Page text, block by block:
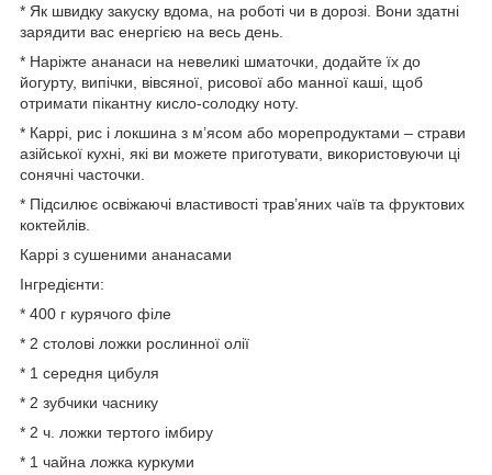
* Як швидку закуску вдома, на роботі чи в дорозі. Вони здатні
зарядити вас енергією на весь день.
* Наріжте ананаси на невеликі шматочки, додайте їх до
йогурту, випічки, вівсяної, рисової або манної каші, щоб
отримати пікантну кисло-солодку ноту.
* Каррі, рис і локшина з м’ясом або морепродуктами – страви
азійської кухні, які ви можете приготувати, використовуючи ці
сонячні часточки.
* Підсилює освіжаючі властивості трав’яних чаїв та фруктових
коктейлів.
Каррі з сушеними ананасами
Інгредієнти:
* 400 г курячого філе
* 2 столові ложки рослинної олії
* 1 середня цибуля
* 2 зубчики часнику
* 2 ч. ложки тертого імбиру
* 1 чайна ложка куркуми